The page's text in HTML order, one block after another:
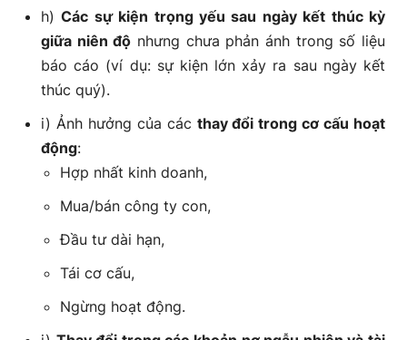
h)Các sự kiện trọng yếu sau ngày kết thúc kỳ
giữa niên độ nhưng chưa phản ánh trong số liệu
báo cáo (ví dụ: sự kiện lớn xảy ra sau ngày kết
thúc quý).
i) Ảnh hưởng của các thay đổi trong cơ cấu hoạt
động:
Hợp nhất kinh doanh,
Mua/bán công ty con,
Đầu tư dài hạn,
Tái cơ cấu,
Ngừng hoạt động.